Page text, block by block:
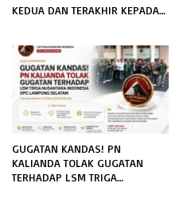
KEDUA DAN TERAKHIR KEPADA
INFORMASI PUBLIK
GUGATAN KANDAS! PN
KALIANDA TOLAK GUGATAN
TERHADAP LSM TRIGA